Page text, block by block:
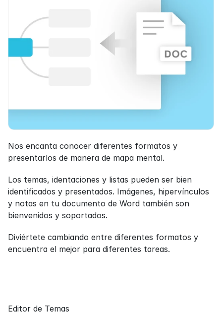
Nos encanta conocer diferentes formatos y
presentarlos de manera de mapa mental.
Los temas, identaciones y listas pueden ser bien
identificados y presentados. Imágenes, hipervínculos
y notas en tu documento de Word también son
bienvenidos y soportados.
Diviértete cambiando entre diferentes formatos y
encuentra el mejor para diferentes tareas.
Editor de Temas